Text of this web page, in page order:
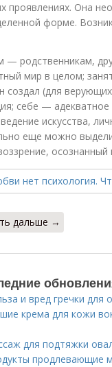
проявлениях. Она
форме.
— родственникам,
мир в целом;
создал (для
себе —
искусства,
еще можно
осознанный
дальше →
и вред гречки для
крема для кожи
для подтяжки
продлевающие